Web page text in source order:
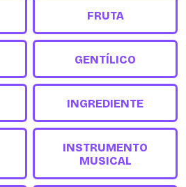
FRUTA
GENTÍLICO
INGREDIENTE
INSTRUMENTO
MUSICAL